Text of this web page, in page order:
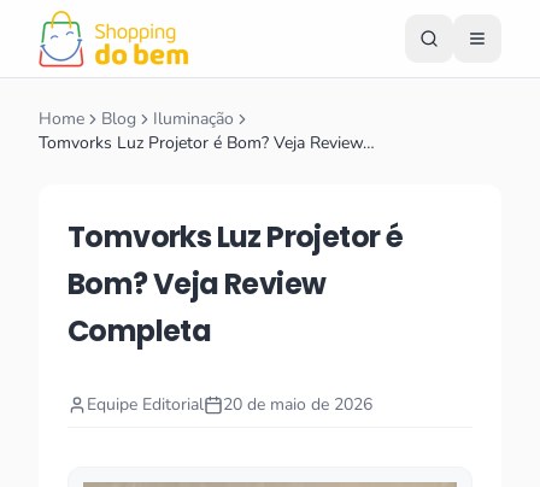
Home Blog
Iluminação
Tomvorks Luz Projetor é Bom? Veja Review…
Tomvorks Luz Projetor é
Bom? Veja Review
Completa
Equipe Editorial 20 de maio de 2026